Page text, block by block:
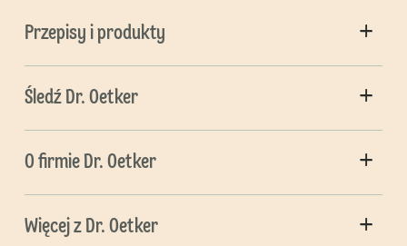
Przepisy i produkty
Śledź Dr. Oetker
O firmie Dr. Oetker
Więcej z Dr. Oetker